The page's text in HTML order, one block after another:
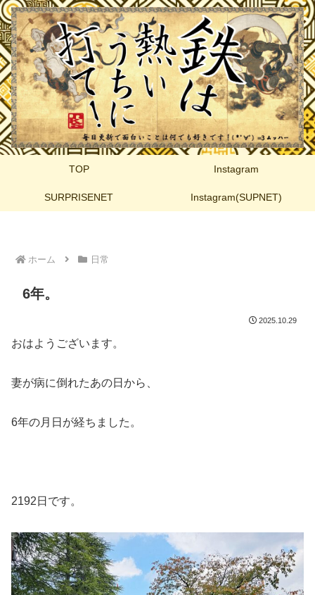
TOP Instagram
SURPRISENET Instagram(SUPNET)
ホーム 日常
6年。
2025.10.29
おはようございます。
妻が病に倒れたあの日から、
6年の月日が経ちました。
2192日です。